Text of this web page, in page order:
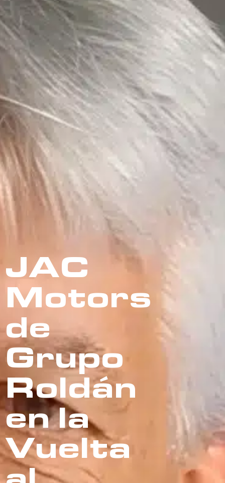
JAC
Motors
de
Grupo
Roldán
en la
Vuelta